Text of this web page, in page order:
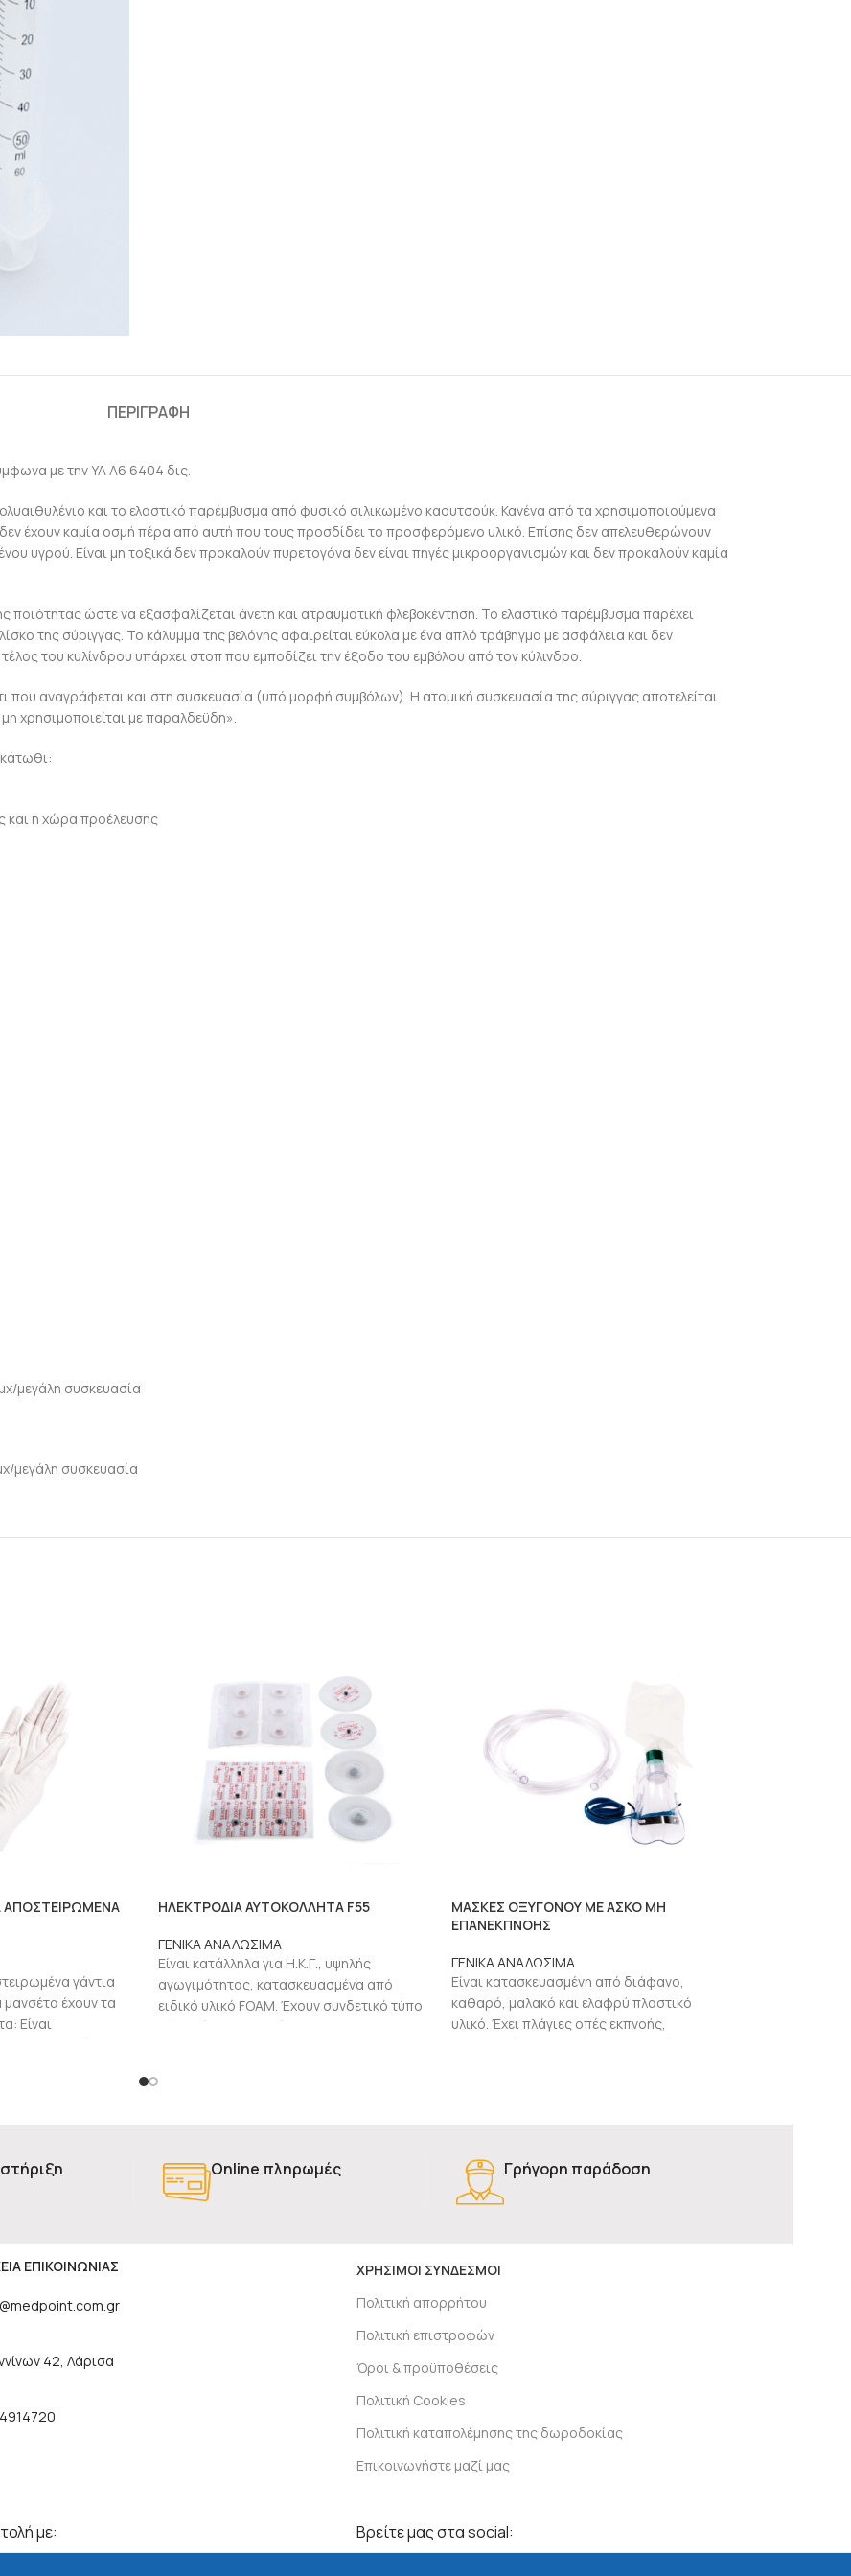
ΠΕΡΙΓΡΑΦΉ
με την ΥΑ Α6 6404 δις.
και το ελαστικό παρέμβυσμα από φυσικό σιλικωμένο καουτσούκ. Κανένα από τα χρησιμοποιούμενα
δεν έχουν καμία οσμή πέρα από αυτή που τους προσδίδει το προσφερόμενο υλικό. Επίσης δεν απελευθερώνουν
υγρού. Είναι μη τοξικά δεν προκαλούν πυρετογόνα δεν είναι πηγές μικροοργανισμών και δεν προκαλούν καμία
ώστε να εξασφαλίζεται άνετη και ατραυματική φλεβοκέντηση. Το ελαστικό παρέμβυσμα παρέχει
της σύριγγας. Το κάλυμμα της βελόνης αφαιρείται εύκολα με ένα απλό τράβηγμα με ασφάλεια και δεν
του κυλίνδρου υπάρχει στοπ που εμποδίζει την έξοδο του εμβόλου από τον κύλινδρο.
που αναγράφεται και στη συσκευασία (υπό μορφή συμβόλων). Η ατομική συσκευασία της σύριγγας αποτελείται
χρησιμοποιείται με παραλδεϋδη».
και η χώρα προέλευσης
μεγάλη συσκευασία
μεγάλη συσκευασία
ΑΠΟΣΤΕΙΡΩΜΕΝΑ
γάντια
μανσέτα έχουν τα
Είναι
ΗΛΕΚΤΡΟΔΙΑ ΑΥΤΟΚΟΛΛΗΤΑ F55
ΓΕΝΙΚΑ ΑΝΑΛΩΣΙΜΑ
Είναι κατάλληλα για Η.Κ.Γ., υψηλής
αγωγιμότητας, κατασκευασμένα από
ειδικό υλικό FOAM. Έχουν συνδετικό τύπο
κλίπς, ώστε τα καλώδια του
ΜΑΣΚΕΣ ΟΞΥΓΟΝΟΥ ΜΕ ΑΣΚΟ ΜΗ
ΕΠΑΝΕΚΠΝΟΗΣ
ΓΕΝΙΚΑ ΑΝΑΛΩΣΙΜΑ
Είναι κατασκευασμένη από διάφανο,
καθαρό, μαλακό και ελαφρύ πλαστικό
υλικό. Έχει πλάγιες οπές εκπνοής,
Online πληρωμές Γρήγορη παράδοση
ΕΠΙΚΟΙΝΩΝΙΑΣ
42, Λάρισα
ΧΡΗΣΙΜΟΙ ΣΥΝΔΕΣΜΟΙ
Πολιτική απορρήτου
Πολιτική επιστροφών
Όροι & προϋποθέσεις
Πολιτική Cookies
Πολιτική καταπολέμησης της δωροδοκίας
Επικοινωνήστε μαζί μας
με: Βρείτε μας στα social: